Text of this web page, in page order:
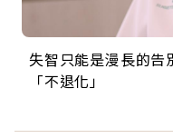
失智只能是漫長的告
「不退化」
來自剛果的巧克力神
的家，我連作夢都講
63歲卸矽谷副總、
丑」走進安養院，
104歲打破金氏世界
手，分享長壽的秘密
事業巔峰他選擇追
巨蛋！連CNN都大讚！